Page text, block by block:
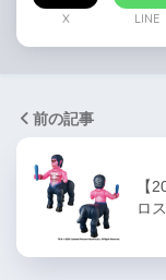
X LINE
前の記事
【
ロ